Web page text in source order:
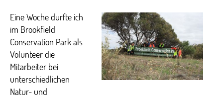
Eine Woche durfte ich
im Brookfield
Conservation Park als
Volunteer die
Mitarbeiter bei
unterschiedlichen
Natur- und